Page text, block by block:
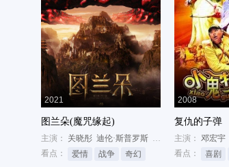
2021
图兰朵(魔咒缘起)
主演： 关晓彤 迪伦·斯普罗斯 姜文
看点：
爱情 战争 奇幻
2008
复仇的子弹
主演： 邓宏宇
看点：
喜剧